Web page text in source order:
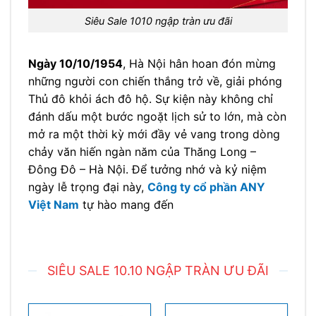
Siêu Sale 1010 ngập tràn ưu đãi
Ngày 10/10/1954, Hà Nội hân hoan đón mừng
những người con chiến thắng trở về, giải phóng
Thủ đô khỏi ách đô hộ. Sự kiện này không chỉ
đánh dấu một bước ngoặt lịch sử to lớn, mà còn
mở ra một thời kỳ mới đầy vẻ vang trong dòng
chảy văn hiến ngàn năm của Thăng Long –
Đông Đô – Hà Nội. Để tưởng nhớ và kỷ niệm
ngày lễ trọng đại này, Công ty cổ phần ANY
Việt Nam tự hào mang đến
SIÊU SALE 10.10 NGẬP TRÀN ƯU ĐÃI